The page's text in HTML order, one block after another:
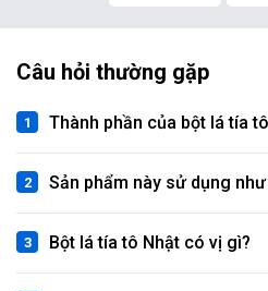
Câu hỏi thường gặp
Thành phần của bột lá tía
Sản phẩm này sử dụng như
Bột lá tía tô Nhật có vị gì?